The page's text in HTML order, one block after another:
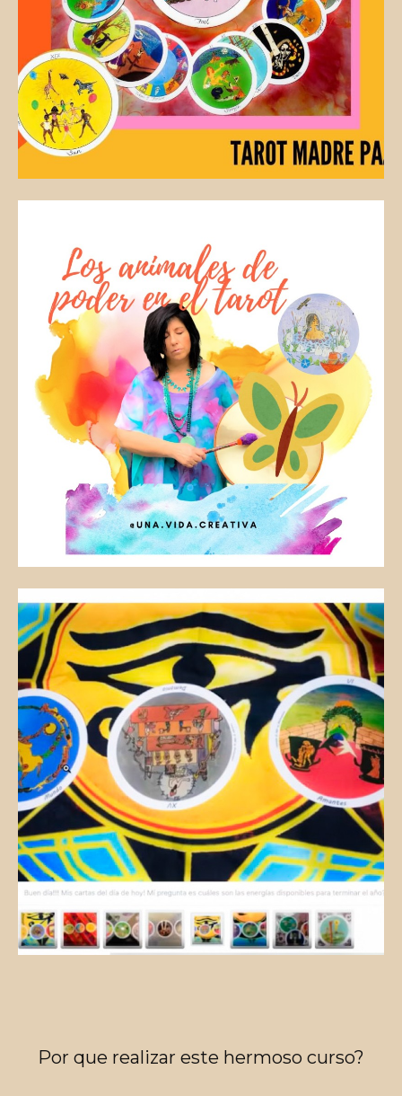
Por que realizar este hermoso curso?